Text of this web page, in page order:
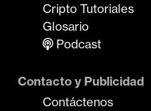
Cripto Tutoriales
Glosario
Podcast
Contacto y Publicidad
Contáctenos